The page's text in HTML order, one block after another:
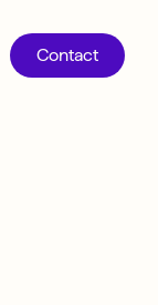
Contact